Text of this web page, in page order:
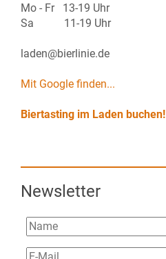
Mo - Fr 13-19 Uhr
Sa 11-19 Uhr
laden@bierlinie.de
Mit Google finden...
Biertasting im Laden buchen!
Newsletter